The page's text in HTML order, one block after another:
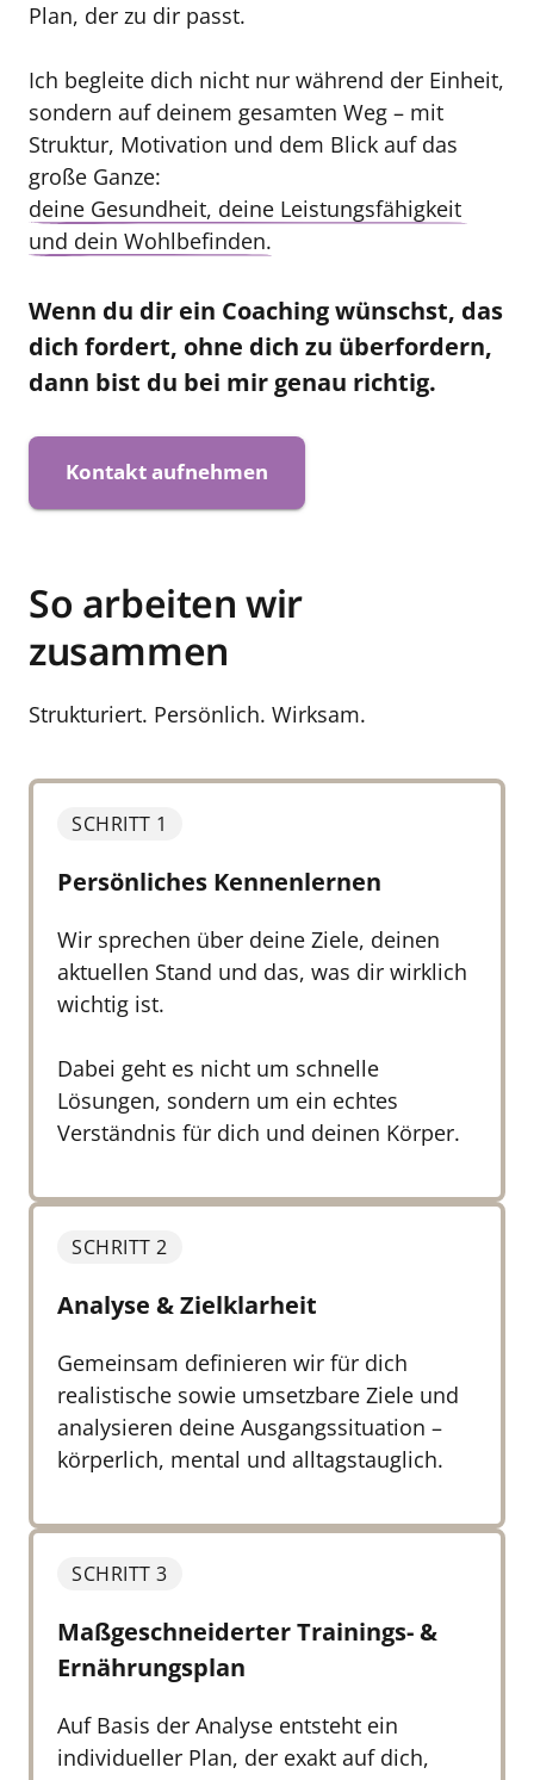
Plan, der zu dir passt.
Ich begleite dich nicht nur während der Einheit,
sondern auf deinem gesamten Weg – mit
Struktur, Motivation und dem Blick auf das
deine Gesundheit, deine
und dein Wohlbefinden.
Wenn du dir ein Coaching wünschst, das
dich fordert, ohne dich zu überfordern,
dann bist du bei mir genau richtig.
Kontakt aufnehmen
So arbeiten wir
zusammen
Strukturiert. Persönlich. Wirksam.
SCHRITT 1
Persönliches Kennenlernen
Wir sprechen über deine Ziele, deinen
aktuellen Stand und das, was dir wirklich
wichtig ist.
Dabei geht es nicht um schnelle
Lösungen, sondern um ein echtes
Verständnis für dich und deinen Körper.
SCHRITT 2
Analyse & Zielklarheit
Gemeinsam definieren wir für dich
realistische sowie umsetzbare Ziele und
analysieren deine Ausgangssituation –
körperlich, mental und alltagstauglich.
SCHRITT 3
Maßgeschneiderter Trainings- &
Ernährungsplan
Auf Basis der Analyse entsteht ein
individueller Plan, der exakt auf dich,